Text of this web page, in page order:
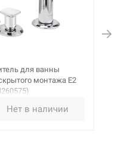
для ванны
монтажа E2
Нет в наличии